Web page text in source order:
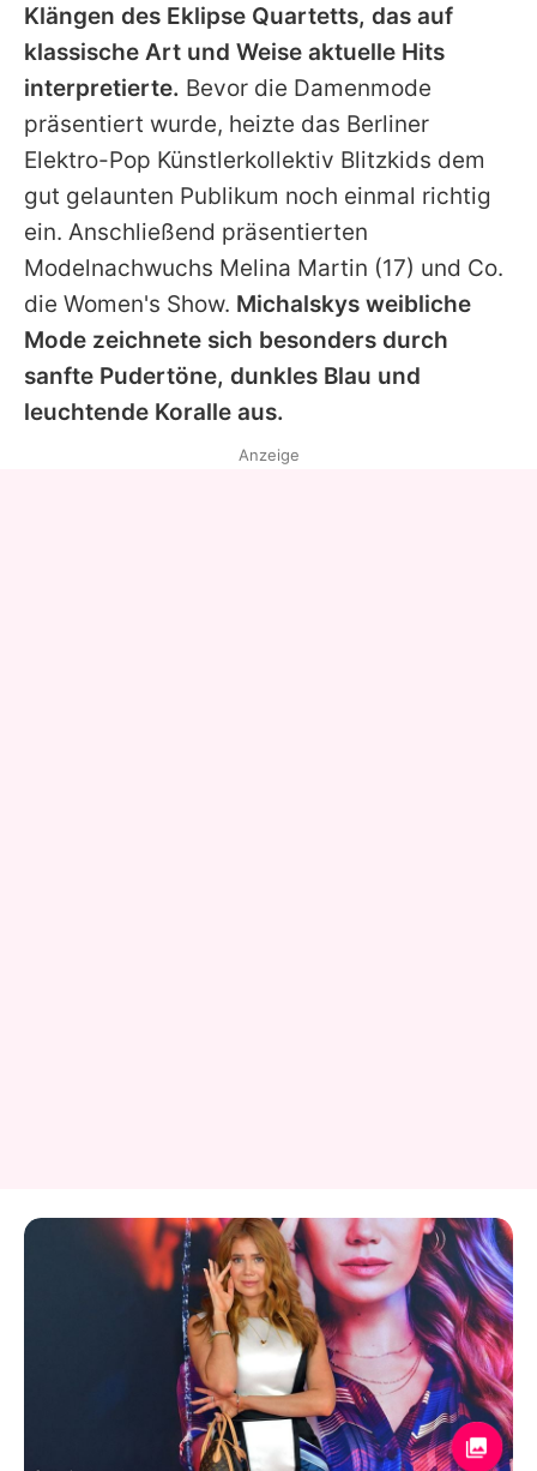
Klängen des Eklipse Quartetts, das auf
klassische Art und Weise aktuelle Hits
interpretierte. Bevor die Damenmode
präsentiert wurde, heizte das Berliner
Elektro-Pop Künstlerkollektiv Blitzkids dem
gut gelaunten Publikum noch einmal richtig
ein. Anschließend präsentierten
Modelnachwuchs Melina Martin (17) und Co.
die Women's Show. Michalskys weibliche
Mode zeichnete sich besonders durch
sanfte Pudertöne, dunkles Blau und
leuchtende Koralle aus.
Anzeige